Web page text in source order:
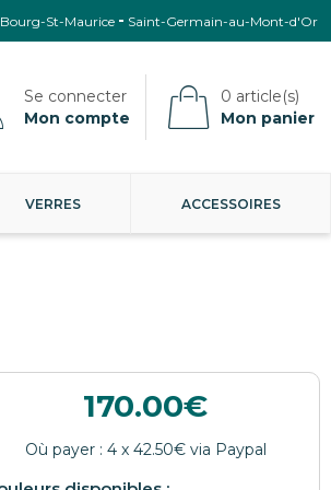
Bourg-St-Maurice Saint-Germain-au-Mont-d'Or
Mon compte Mon panier
VERRES ACCESSOIRES
170.00